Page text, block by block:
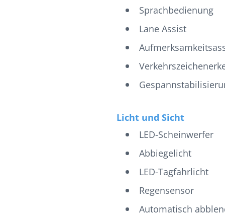
Sprachbedienung
Lane Assist
Licht und Sicht
LED-Scheinwerfer
Abbiegelicht
LED-Tagfahrlicht
Regensensor
Automatisch